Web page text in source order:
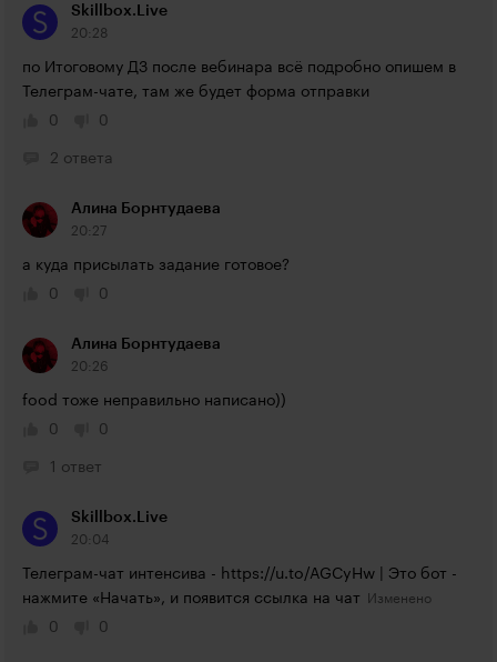
Skillbox.Live
20:28
по Итоговому ДЗ после вебинара всё подробно опишем в
Телеграм-чате, там же будет форма отправки
0
0
2 ответа
Алина Борнтудаева
20:27
а куда присылать задание готовое?
0
0
Алина Борнтудаева
20:26
food тоже неправильно написано))
0
0
1 ответ
Skillbox.Live
20:04
Телеграм-чат интенсива - https://u.to/AGCyHw | Это бот -
нажмите «Начать», и появится ссылка на чат
0
0